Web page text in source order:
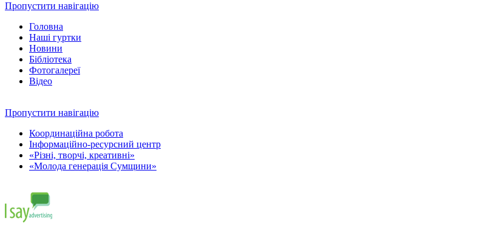
Пропустити навігацію
Головна
Наші гуртки
Новини
Бібліотека
Фотогалереї
Відео
Пропустити навігацію
Координаційна робота
Інформаційно-ресурсний центр
«Різні, творчі, креативні»
«Молода генерація Сумщини»